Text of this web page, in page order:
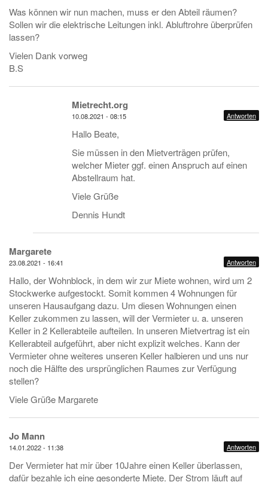
Was können wir nun machen, muss er den Abteil räumen?
Sollen wir die elektrische Leitungen inkl. Abluftrohre überprüfen
lassen?
Vielen Dank vorweg
B.S
Mietrecht.org
10.08.2021 - 08:15 Antworten
Hallo Beate,
Sie müssen in den Mietverträgen prüfen,
welcher Mieter ggf. einen Anspruch auf einen
Abstellraum hat.
Viele Grüße
Dennis Hundt
Margarete
23.08.2021 - 16:41 Antworten
Hallo, der Wohnblock, in dem wir zur Miete wohnen, wird um 2
Stockwerke aufgestockt. Somit kommen 4 Wohnungen für
unseren Hausaufgang dazu. Um diesen Wohnungen einen
Keller zukommen zu lassen, will der Vermieter u. a. unseren
Keller in 2 Kellerabteile aufteilen. In unseren Mietvertrag ist ein
Kellerabteil aufgeführt, aber nicht explizit welches. Kann der
Vermieter ohne weiteres unseren Keller halbieren und uns nur
noch die Hälfte des ursprünglichen Raumes zur Verfügung
stellen?
Viele Grüße Margarete
Jo Mann
14.01.2022 - 11:38 Antworten
Der Vermieter hat mir über 10Jahre einen Keller überlassen,
dafür bezahle ich eine gesonderte Miete. Der Strom läuft auf